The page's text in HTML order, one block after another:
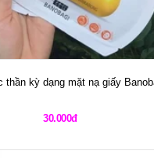
thần kỳ dạng mặt nạ giấy
30.000đ